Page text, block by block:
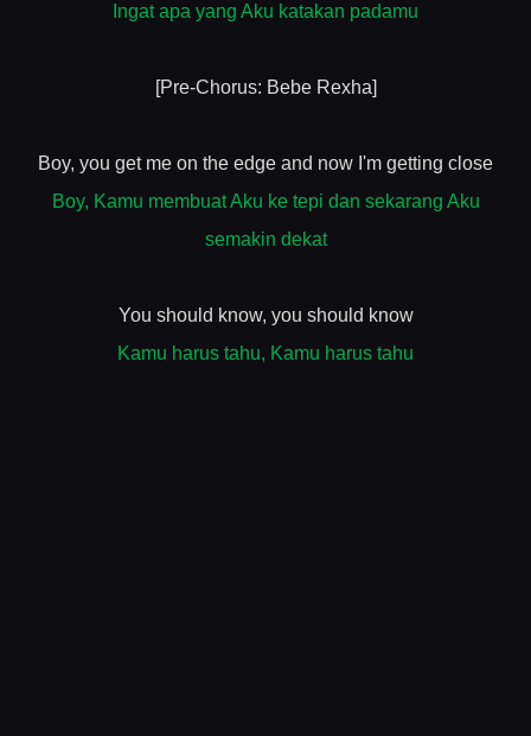
Ingat apa yang Aku katakan padamu
[Pre-Chorus: Bebe Rexha]
Boy, you get me on the edge and now I'm getting close
Boy, Kamu membuat Aku ke tepi dan sekarang Aku
semakin dekat
You should know, you should know
Kamu harus tahu, Kamu harus tahu